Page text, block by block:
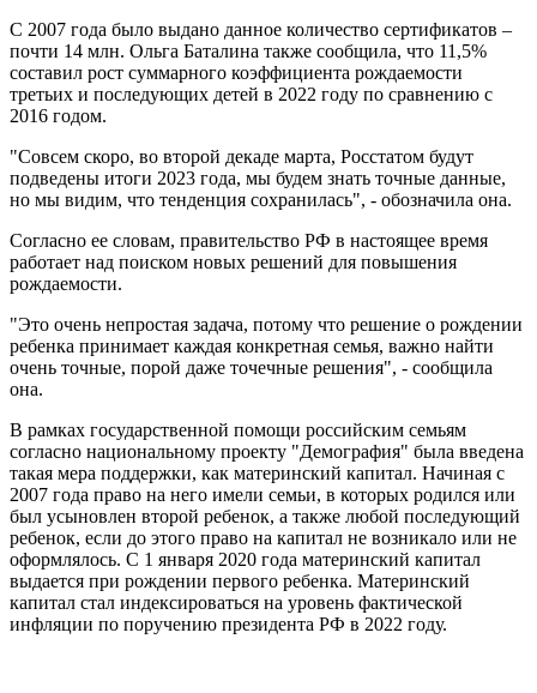
С 2007 года было выдано данное количество сертификатов –
почти 14 млн. Ольга Баталина также сообщила, что 11,5%
составил рост суммарного коэффициента рождаемости
третьих и последующих детей в 2022 году по сравнению с
2016 годом.
"Совсем скоро, во второй декаде марта, Росстатом будут
подведены итоги 2023 года, мы будем знать точные данные,
но мы видим, что тенденция сохранилась", - обозначила она.
Согласно ее словам, правительство РФ в настоящее время
работает над поиском новых решений для повышения
рождаемости.
"Это очень непростая задача, потому что решение о рождении
ребенка принимает каждая конкретная семья, важно найти
очень точные, порой даже точечные решения", - сообщила
она.
В рамках государственной помощи российским семьям
согласно национальному проекту "Демография" была введена
такая мера поддержки, как материнский капитал. Начиная с
2007 года право на него имели семьи, в которых родился или
был усыновлен второй ребенок, а также любой последующий
ребенок, если до этого право на капитал не возникало или не
оформлялось. С 1 января 2020 года материнский капитал
выдается при рождении первого ребенка. Материнский
капитал стал индексироваться на уровень фактической
инфляции по поручению президента РФ в 2022 году.